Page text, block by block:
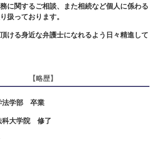
に関するご相談、また相続など個人に係わる
扱っております。
ける身近な弁護士になれるよう日々精進して
【略歴】
法学部 卒業
大学院 修了